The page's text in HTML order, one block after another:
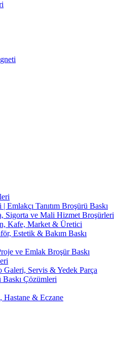
Tanıtım Broşürü Baskı
Sigorta ve Mali Hizmet Broşürleri
Kafe, Market & Üretici
Estetik & Bakım Baskı
ve Emlak Broşür Baskı
Servis & Yedek Parça
Çözümleri
Hastane & Eczane